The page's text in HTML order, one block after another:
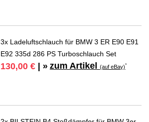
3x Ladeluftschlauch für BMW 3 ER E90 E91
E92 335d 286 PS Turboschlauch Set
130,00 € | » zum Artikel(auf eBay)*